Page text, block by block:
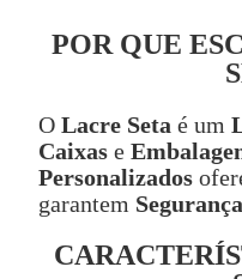
POR QUE
O Lacre Seta é um
Caixas e
Personalizados
garantem